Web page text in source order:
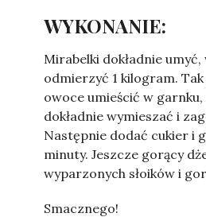
WYKONANIE:
Mirabelki dokładnie
odmierzyć 1 kilogram.
owoce umieścić w
dokładnie wymieszać i
Następnie dodać cukier i
minuty. Jeszcze gorący
wyparzonych słoików i
Smacznego!